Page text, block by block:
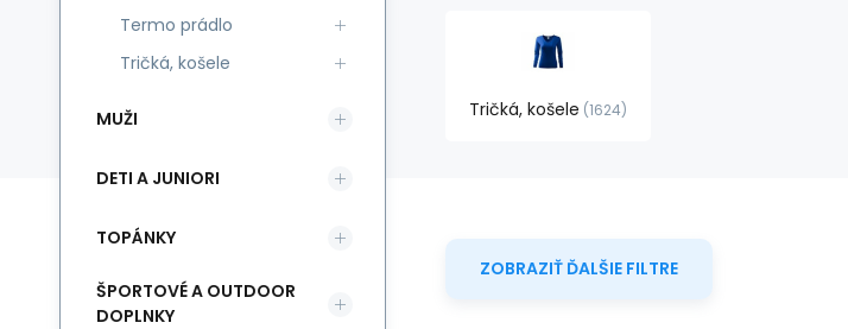
Tričká, košele 1624
ZOBRAZIŤ ĎALŠIE FILTRE
Termo prádlo
Tričká, košele
MUŽI
DETI A JUNIORI
TOPÁNKY
ŠPORTOVÉ A OUTDOOR
DOPLNKY